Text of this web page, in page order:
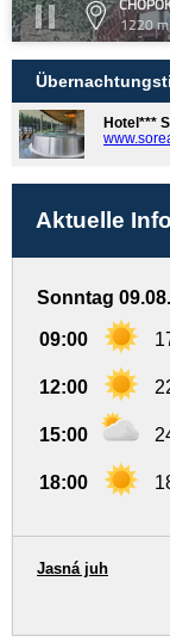
1220 m
Hotel***
Aktuelle
Sonntag
09:00
12:00
15:00
18:00
Jasná juh